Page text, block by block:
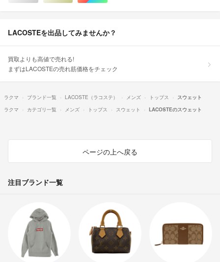
LACOSTEを出品してみませんか？
買取よりも高値で売れる!
まずはLACOSTEの売れ筋価格をチェック
ラクマ ブランド一覧 LACOSTE（ラコステ） メンズ トップス
スウェット
ラクマ
カテゴリ一覧 メンズ トップス スウェット LACOSTEのスウェット
ページの上へ戻る
注目ブランド一覧